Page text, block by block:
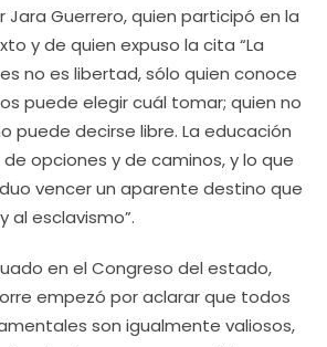
Jara Guerrero, quien participó en la
y de quien expuso la cita “La
no es libertad, sólo quien conoce
puede elegir cuál tomar; quien no
puede decirse libre. La educación
opciones y de caminos, y lo que
vencer un aparente destino que
al esclavismo”.
en el Congreso del estado,
empezó por aclarar que todos
son igualmente valiosos,